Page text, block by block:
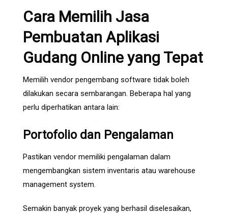
Cara Memilih Jasa
Pembuatan Aplikasi
Gudang Online yang Tepat
Memilih vendor pengembang software tidak boleh
dilakukan secara sembarangan. Beberapa hal yang
perlu diperhatikan antara lain:
Portofolio dan Pengalaman
Pastikan vendor memiliki pengalaman dalam
mengembangkan sistem inventaris atau warehouse
management system.
Semakin banyak proyek yang berhasil diselesaikan,